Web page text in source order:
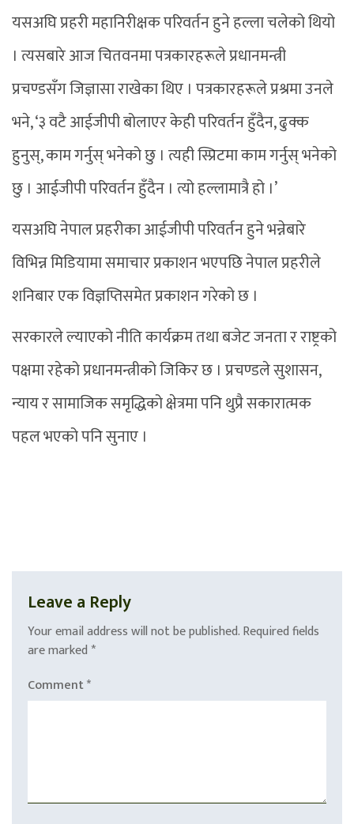
यसअघि प्रहरी महानिरीक्षक परिवर्तन हुने हल्ला चलेको थियो
। त्यसबारे आज चितवनमा पत्रकारहरूले प्रधानमन्त्री
प्रचण्डसँग जिज्ञासा राखेका थिए । पत्रकारहरूले प्रश्रमा उनले
भने, ‘३ वटै आईजीपी बोलाएर केही परिवर्तन हुँदैन, ढुक्क
हुनुस्, काम गर्नुस् भनेको छु । त्यही स्प्रिटमा काम गर्नुस् भनेको
छु । आईजीपी परिवर्तन हुँदैन । त्यो हल्लामात्रै हो ।’
यसअघि नेपाल प्रहरीका आईजीपी परिवर्तन हुने भन्नेबारे
विभिन्न मिडियामा समाचार प्रकाशन भएपछि नेपाल प्रहरीले
शनिबार एक विज्ञप्तिसमेत प्रकाशन गरेको छ ।
सरकारले ल्याएको नीति कार्यक्रम तथा बजेट जनता र राष्ट्रको
पक्षमा रहेको प्रधानमन्त्रीको जिकिर छ । प्रचण्डले सुशासन,
न्याय र सामाजिक समृद्धिको क्षेत्रमा पनि थुप्रै सकारात्मक
पहल भएको पनि सुनाए ।
Leave a Reply
Your email address will not be published.Required fields
are marked *
Comment*